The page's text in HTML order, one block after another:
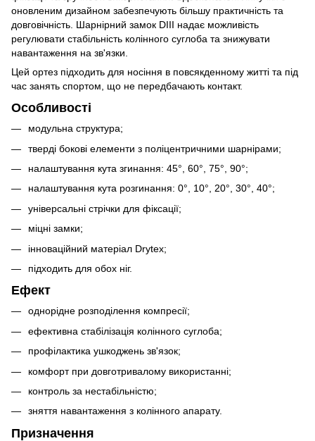
оновленим дизайном забезпечують більшу практичність та
довговічність. Шарнірний замок DIII надає можливість
регулювати стабільність колінного суглоба та знижувати
навантаження на зв'язки.
Цей ортез підходить для носіння в повсякденному житті та під
час занять спортом, що не передбачають контакт.
Особливості
модульна структура;
тверді бокові елементи з поліцентричними шарнірами;
налаштування кута згинання: 45°, 60°, 75°, 90°;
налаштування кута розгинання: 0°, 10°, 20°, 30°, 40°;
універсальні стрічки для фіксації;
міцні замки;
інноваційний матеріал Drytex;
підходить для обох ніг.
Ефект
однорідне розподілення компресії;
ефективна стабілізація колінного суглоба;
профілактика ушкоджень зв'язок;
комфорт при довготривалому використанні;
контроль за нестабільністю;
зняття навантаження з колінного апарату.
Призначення